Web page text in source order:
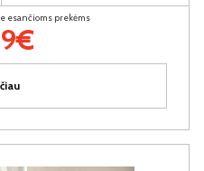
esančioms prekėms